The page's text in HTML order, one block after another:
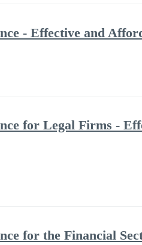
- Effective and
for Legal Firms -
for the Financial